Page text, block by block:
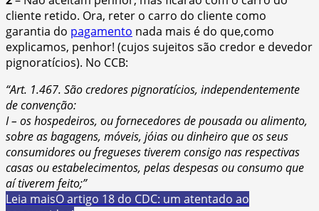
cliente retido. Ora, reter o carro do cliente como
garantia do pagamento nada mais é do que,como
explicamos, penhor! (cujos sujeitos são credor e devedor
pignoratícios). No CCB:
“Art. 1.467. São credores pignoratícios, independentemente
de convenção:
I – os hospedeiros, ou fornecedores de pousada ou alimento,
sobre as bagagens, móveis, jóias ou dinheiro que os seus
consumidores ou fregueses tiverem consigo nas respectivas
casas ou estabelecimentos, pelas despesas ou consumo que
aí tiverem feito;”
Leia maisO artigo 18 do CDC: um atentado ao